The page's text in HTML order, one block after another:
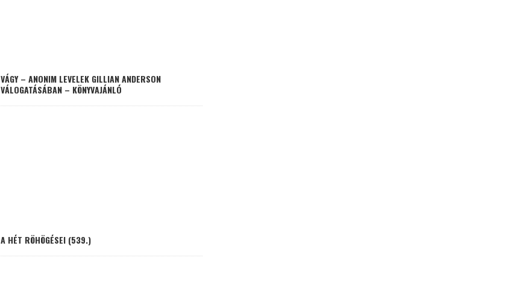
VÁGY – ANONIM LEVELEK GILLIAN ANDERSON
VÁLOGATÁSÁBAN – KÖNYVAJÁNLÓ
A HÉT RÖHÖGÉSEI (539.)